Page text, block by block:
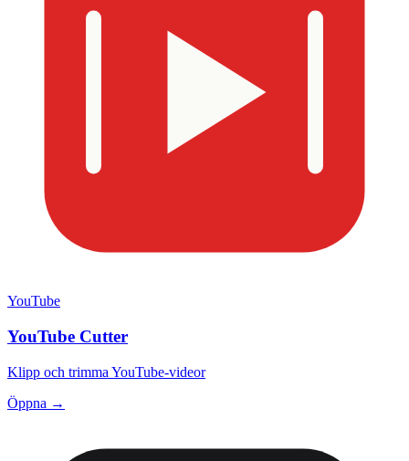
YouTube
YouTube Cutter
Klipp och trimma YouTube-videor
Öppna →